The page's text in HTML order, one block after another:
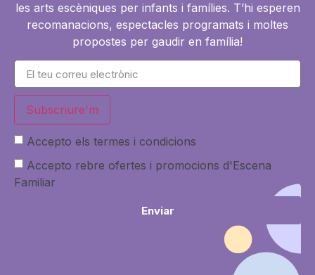
les arts escèniques per infants i famílies. T’hi esperen
recomanacions, espectacles programats i moltes
propostes per gaudir en família!
Subscriure'm
Accepto els termes i condicions
Accepto rebre ofertes i promocions d'Escena
Familiar
Enviar